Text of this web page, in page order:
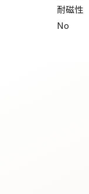
耐磁性
No